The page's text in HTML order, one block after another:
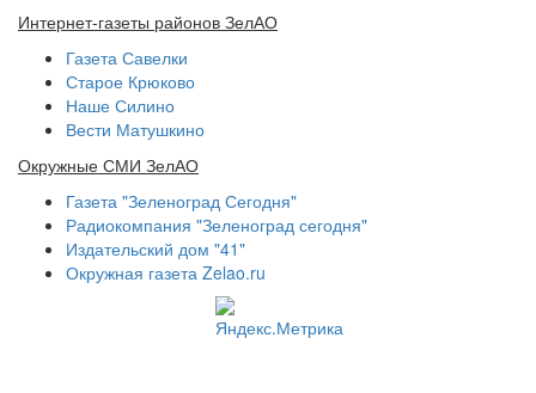
Интернет-газеты районов ЗелАО
Газета Савелки
Старое Крюково
Наше Силино
Вести Матушкино
Окружные СМИ ЗелАО
Газета "Зеленоград Сегодня"
Радиокомпания "Зеленоград сегодня"
Издательский дом "41"
Окружная газета Zelao.ru